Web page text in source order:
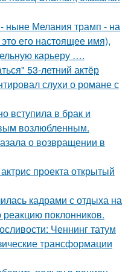
ныне Мелания трамп - на
его настоящее имя),
карьеру ….
53-летний актёр
слухи о романе с
в брак и
возлюбленным.
о возвращении в
проекта открытый
кадрами с отдыха на
поклонников.
Ченнинг татум
трансформации